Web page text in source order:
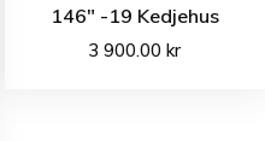
146″ -19 Kedjehus
3 900.00kr